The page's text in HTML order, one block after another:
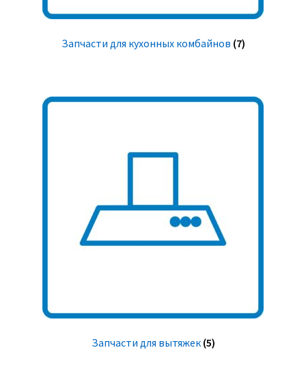
Запчасти для кухонных комбайнов (7)
Запчасти для вытяжек (5)